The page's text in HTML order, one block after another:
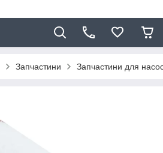
Запчастини Запчастини для